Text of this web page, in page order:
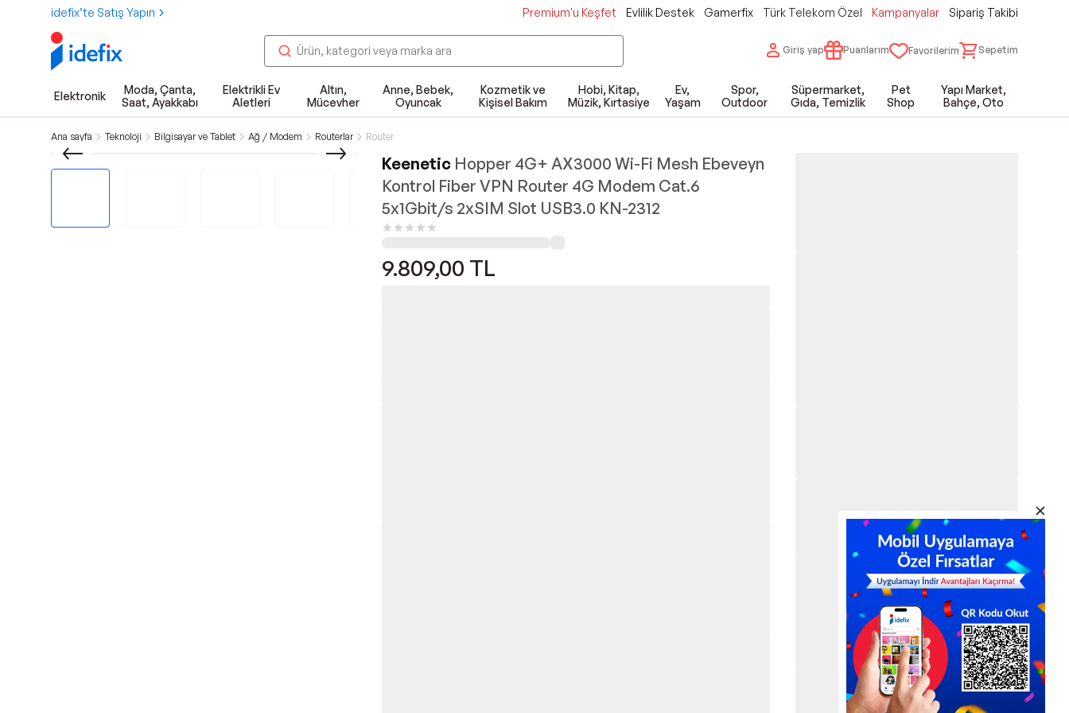
idefix’te Satış Yapın Premium'u Keşfet Evlilik Destek Gamerfix Türk Telekom Özel Kampanyalar Sipariş Takibi
Giriş yap Puanlarım Favorilerim Sepetim
Elektronik
Moda, Çanta,
Saat, Ayakkabı
Elektrikli Ev
Aletleri
Altın,
Mücevher
Anne, Bebek,
Oyuncak
Kozmetik ve
Kişisel Bakım
Hobi, Kitap,
Müzik, Kırtasiye
Ev,
Yaşam
Spor,
Outdoor
Süpermarket,
Gıda, Temizlik
Pet
Shop
Yapı Market,
Bahçe, Oto
Ana sayfa Teknoloji Bilgisayar ve Tablet Ağ / Modem Routerlar Router
Keenetic Hopper 4G+ AX3000 Wi-Fi Mesh Ebeveyn
Kontrol Fiber VPN Router 4G Modem Cat.6
5x1Gbit/s 2xSIM Slot USB3.0 KN-2312
9.809,00 TL